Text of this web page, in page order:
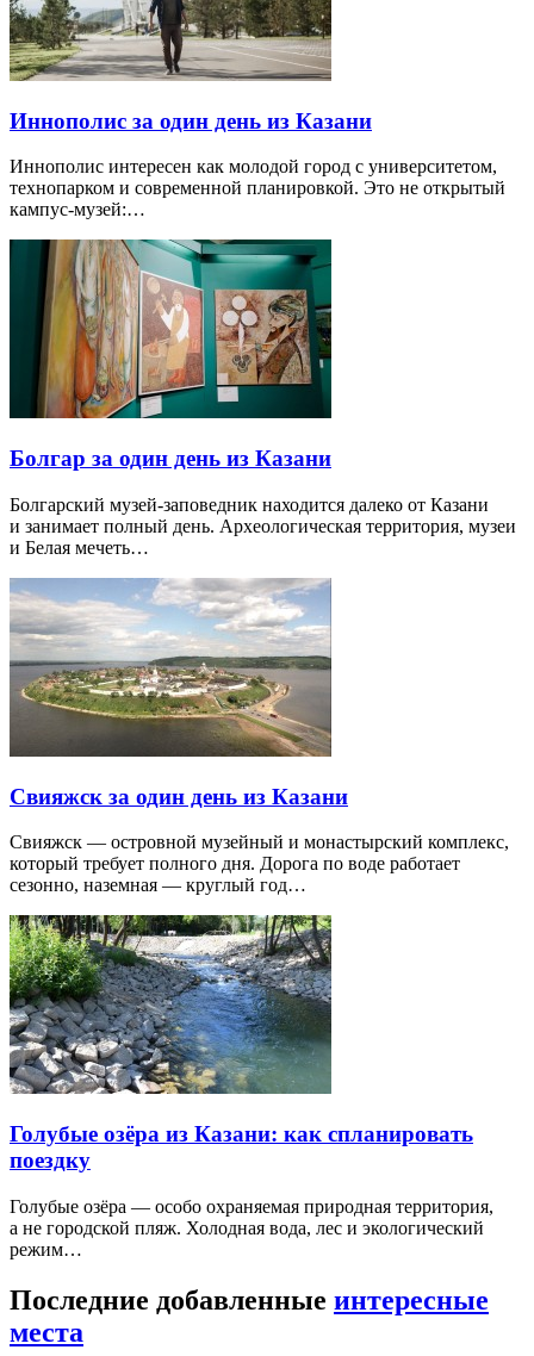
Иннополис за один день из Казани
Иннополис интересен как молодой город с университетом,
технопарком и современной планировкой. Это не открытый
кампус-музей:…
Болгар за один день из Казани
Болгарский музей-заповедник находится далеко от Казани
и занимает полный день. Археологическая территория, музеи
и Белая мечеть…
Свияжск за один день из Казани
Свияжск — островной музейный и монастырский комплекс,
который требует полного дня. Дорога по воде работает
сезонно, наземная — круглый год…
Голубые озёра из Казани: как спланировать
поездку
Голубые озёра — особо охраняемая природная территория,
а не городской пляж. Холодная вода, лес и экологический
режим…
Последние добавленные интересные
места